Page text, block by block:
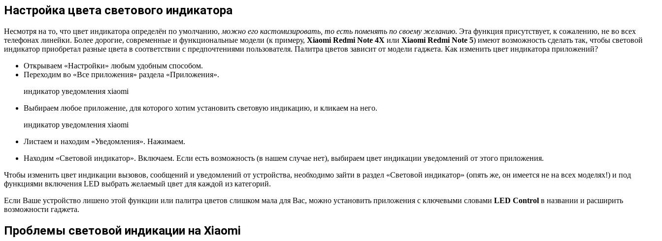
Настройка цвета светового индикатора
Несмотря на то, что цвет индикатора определён по умолчанию, можно его кастомизировать, то есть поменять по своему желанию. Эта функция присутствует, к сожалению, не во всех
телефонах линейки. Более дорогие, современные и функциональные модели (к примеру, Xiaomi Redmi Note 4Х или Xiaomi Redmi Note 5) имеют возможность сделать так, чтобы световой
индикатор приобретал разные цвета в соответствии с предпочтениями пользователя. Палитра цветов зависит от модели гаджета. Как изменить цвет индикатора приложений?
Открываем «Настройки» любым удобным способом.
Переходим во «Все приложения» раздела «Приложения».
индикатор уведомления xiaomi
Выбираем любое приложение, для которого хотим установить световую индикацию, и кликаем на него.
индикатор уведомления xiaomi
Листаем и находим «Уведомления». Нажимаем.
Находим «Световой индикатор». Включаем. Если есть возможность (в нашем случае нет), выбираем цвет индикации уведомлений от этого приложения.
Чтобы изменить цвет индикации вызовов, сообщений и уведомлений от устройства, необходимо зайти в раздел «Световой индикатор» (опять же, он имеется не на всех моделях!) и под
функциями включения LED выбрать желаемый цвет для каждой из категорий.
Если Ваше устройство лишено этой функции или палитра цветов слишком мала для Вас, можно установить приложения с ключевыми словами LED Control в названии и расширить
возможности гаджета.
Проблемы световой индикации на Xiaomi